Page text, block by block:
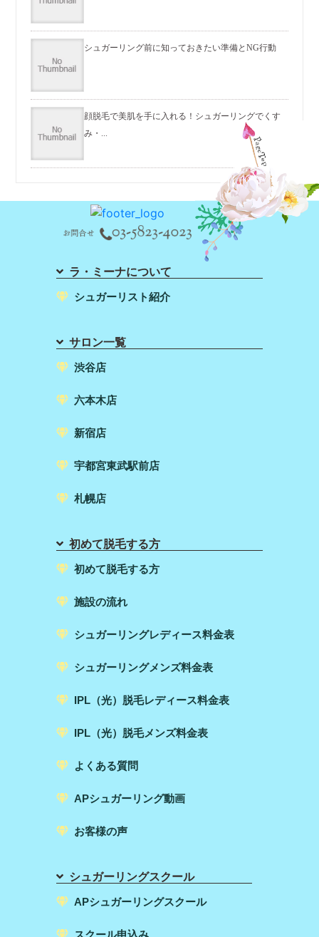
シュガーリング前に知っておきたい準備とNG行動
顔脱毛で美肌を手に入れる！シュガーリングでくす
み・...
ラ・ミーナについて
シュガーリスト紹介
サロン一覧
渋谷店
六本木店
新宿店
宇都宮東武駅前店
札幌店
初めて脱毛する方
初めて脱毛する方
施設の流れ
シュガーリングレディース料金表
シュガーリングメンズ料金表
IPL（光）脱毛レディース料金表
IPL（光）脱毛メンズ料金表
よくある質問
APシュガーリング動画
お客様の声
シュガーリングスクール
APシュガーリングスクール
スクール申込み